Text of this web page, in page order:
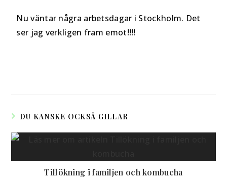
Nu väntar några arbetsdagar i Stockholm. Det
ser jag verkligen fram emot!!!!
DU KANSKE OCKSÅ GILLAR
Tillökning i familjen och kombucha